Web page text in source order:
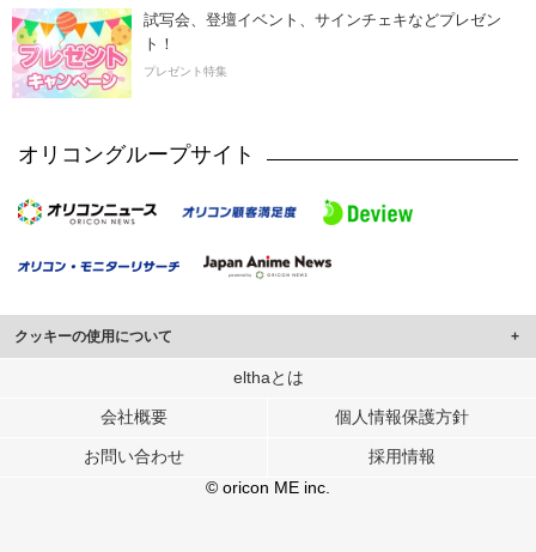
試写会、登壇イベント、サインチェキなどプレゼン
ト！
プレゼント特集
オリコングループサイト
クッキーの使用について
このサイトでは Cookie を使用して、ユーザーに合わせたコンテンツや広告の
行っています。
メディアや広告配信、データ解析の各パートナーに提供しています。
各パートナーは、この情報とユーザーが各パートナーに提供した他の情報や、
ユーザーが各パートナーのサービスを使用したときに収集した他の情報を組み
elthaとは
会社概要 個人情報保護方針
お問い合わせ
採用情報
© oricon ME inc.